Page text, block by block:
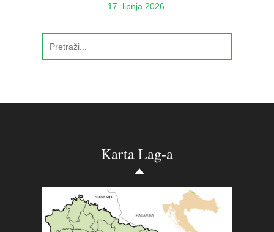
17. lipnja 2026.
Karta Lag-a